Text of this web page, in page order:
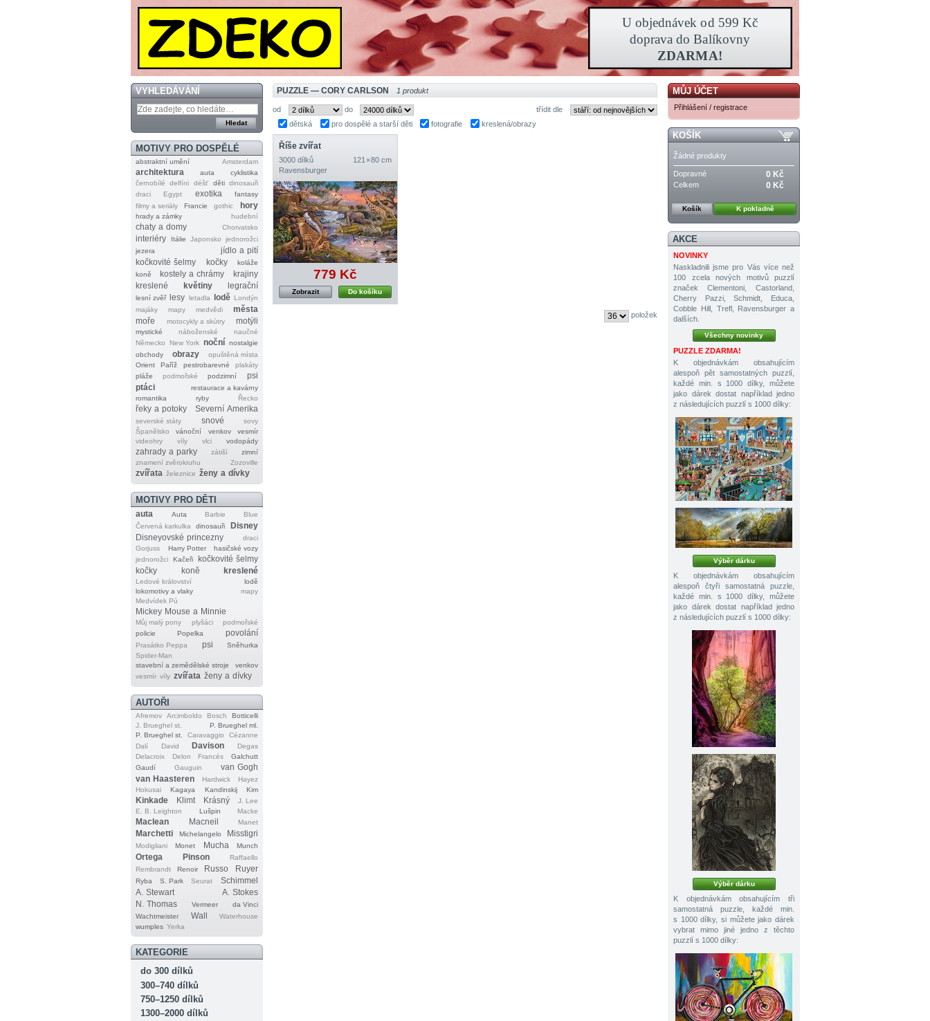
VYHLEDÁVÁNÍ
MOTIVY PRO DOSPĚLÉ
abstraktní umění Amsterdam
architektura auta
cyklistika
černobílé
delfíni déšť děti dinosauři
draci
Egypt exotika
fantasy
filmy a seriály
Francie gothic hory
hrady a zámky hudební
chaty a domy Chorvatsko
interiéry Itálie Japonsko
jednorožci
jezera
jídlo a pití
kočkovité šelmy
kočky
koláže
koně
kostely a chrámy
krajiny
kreslené
květiny legrační
lesní zvěř lesy letadla lodě Londýn
majáky
mapy medvědi
města
moře
motocykly a skútry motýli
mystické náboženské
naučné
Německo
New York noční nostalgie
obchody
obrazy
opuštěná místa
Orient
Paříž pestrobarevné
plakáty
pláže
podmořské podzimní
psi
ptáci
restaurace a kavárny
romantika
ryby Řecko
řeky a potoky Severní Amerika
severské státy snové
sovy
Španělsko
vánoční venkov
vesmír
videohry
víly vlci vodopády
zahrady a parky zátiší
zimní
znamení zvěrokruhu
Zozoville
zvířata železnice ženy a dívky
MOTIVY PRO DĚTI
auta Auta Barbie
Blue
Červená karkulka
dinosauři
Disney
Disneyovské princezny
draci
Gorjuss
Harry Potter
hasičské vozy
jednorožci
Kačeři
kočkovité šelmy
kočky
koně kreslené
Ledové království
lodě
lokomotivy a vlaky
mapy
Medvídek Pú
Mickey Mouse a Minnie
Můj malý pony plyšáci
podmořské
policie
Popelka povolání
Prasátko Peppa psi
Sněhurka
Spider‐Man
stavební a zemědělské stroje
venkov
vesmír víly zvířata ženy a dívky
AUTOŘI
Afremov Arcimboldo Bosch
Botticelli
J. Brueghel st.
P. Brueghel ml.
P. Brueghel st.
Caravaggio
Cézanne
Dalí
David Davison
Degas
Delacroix
Delon Francés
Galchutt
Gaudí
Gauguin
van Gogh
van Haasteren
Hardwick
Hayez
Hokusai
Kagaya Kandinskij Kim
Kinkade Klimt Krásný
J. Lee
E. B. Leighton
Lušpin Macke
Maclean Macneil Manet
Marchetti Michelangelo Misstigri
Modigliani Monet Mucha Munch
Ortega Pinson
Raffaello
Rembrandt
Renoir Russo Ruyer
Ryba S. Park Seurat
Schimmel
A. Stewart
A. Stokes
N. Thomas
Vermeer
da Vinci
Wachtmeister
Wall
Waterhouse
wumples Yerka
KATEGORIE
do 300 dílků
300–740 dílků
750–1250 dílků
1300–2000 dílků
PUZZLE — CORY CARLSON 1 produkt
od do
třídit dle
dětská
pro dospělé a starší děti fotografie kreslená/obrazy
Říše zvířat
3000 dílků
121 × 80 cm
Ravensburger
779 Kč
Do košíku
Zobrazit
položek
MŮJ ÚČET
Přihlášení / registrace
KOŠÍK
Žádné produkty
Dopravné 0 Kč
Celkem 0 Kč
Košík K pokladně
AKCE
NOVINKY
Naskladnili jsme pro Vás více než
100 zcela nových motivů puzzlí
značek Clementoni, Castorland,
Cherry Pazzi, Schmidt, Educa,
Cobble Hill, Trefl, Ravensburger a
dalších.
Všechny novinky
PUZZLE ZDARMA!
K objednávkám obsahujícím
alespoň pět samostatných puzzlí,
každé min. s 1000 dílky, můžete
jako dárek dostat například jedno
z následujících puzzlí s 1000 dílky:
Výběr dárku
K objednávkám obsahujícím
alespoň čtyři samostatná puzzle,
každé min. s 1000 dílky, můžete
jako dárek dostat například jedno
z následujících puzzlí s 1000 dílky:
Výběr dárku
K objednávkám obsahujícím tři
samostatná puzzle, každé min.
s 1000 dílky, si můžete jako dárek
vybrat mimo jiné jedno z těchto
puzzlí s 1000 dílky: